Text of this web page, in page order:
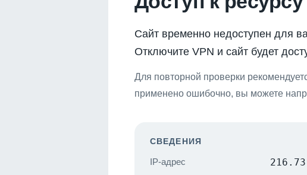
Сайт временно недоступен для
Отключите VPN и сайт будет
Для повторной проверки
применено ошибочно, вы можете
СВЕДЕНИЯ
IP-адрес